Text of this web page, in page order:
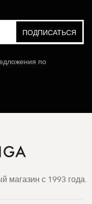
по
магазин с 1993 года.